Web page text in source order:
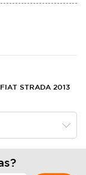
STRADA 2013